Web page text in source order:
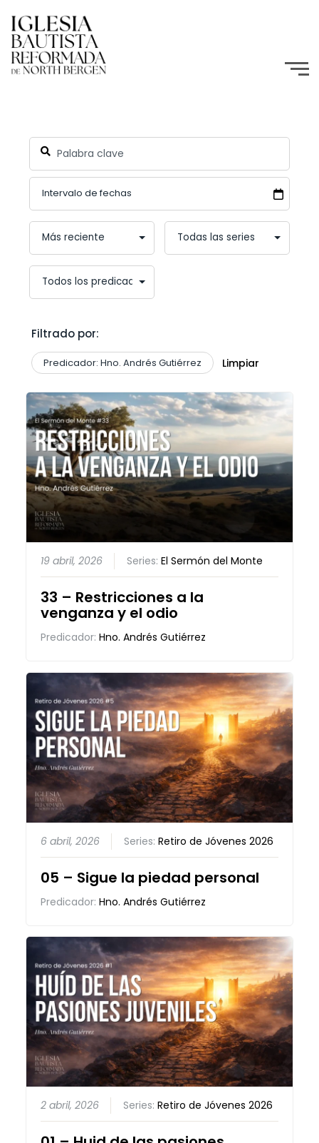
Filtrado por:
Predicador: Hno. Andrés Gutiérrez Limpiar
19 abril, 2026 Series:El Sermón del Monte
33 – Restricciones a la
venganza y el odio
Predicador:Hno. Andrés Gutiérrez
6 abril, 2026 Series:Retiro de Jóvenes 2026
05 – Sigue la piedad personal
Predicador:Hno. Andrés Gutiérrez
2 abril, 2026 Series:Retiro de Jóvenes 2026